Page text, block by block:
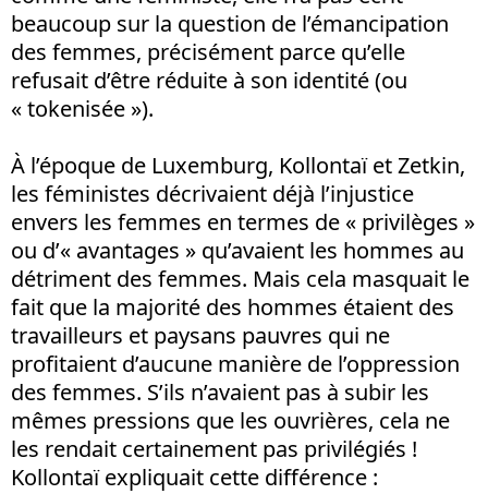
beaucoup sur la question de l’émancipation
des femmes, précisément parce qu’elle
refusait d’être réduite à son identité (ou
« tokenisée »).
À l’époque de Luxemburg, Kollontaï et Zetkin,
les féministes décrivaient déjà l’injustice
envers les femmes en termes de « privilèges »
ou d’« avantages » qu’avaient les hommes au
détriment des femmes. Mais cela masquait le
fait que la majorité des hommes étaient des
travailleurs et paysans pauvres qui ne
profitaient d’aucune manière de l’oppression
des femmes. S’ils n’avaient pas à subir les
mêmes pressions que les ouvrières, cela ne
les rendait certainement pas privilégiés !
Kollontaï expliquait cette différence :